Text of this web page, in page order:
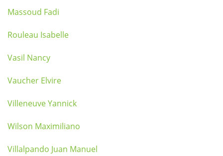
Massoud Fadi
Rouleau Isabelle
Vasil Nancy
Vaucher Elvire
Villeneuve Yannick
Wilson Maximiliano
Villalpando Juan Manuel